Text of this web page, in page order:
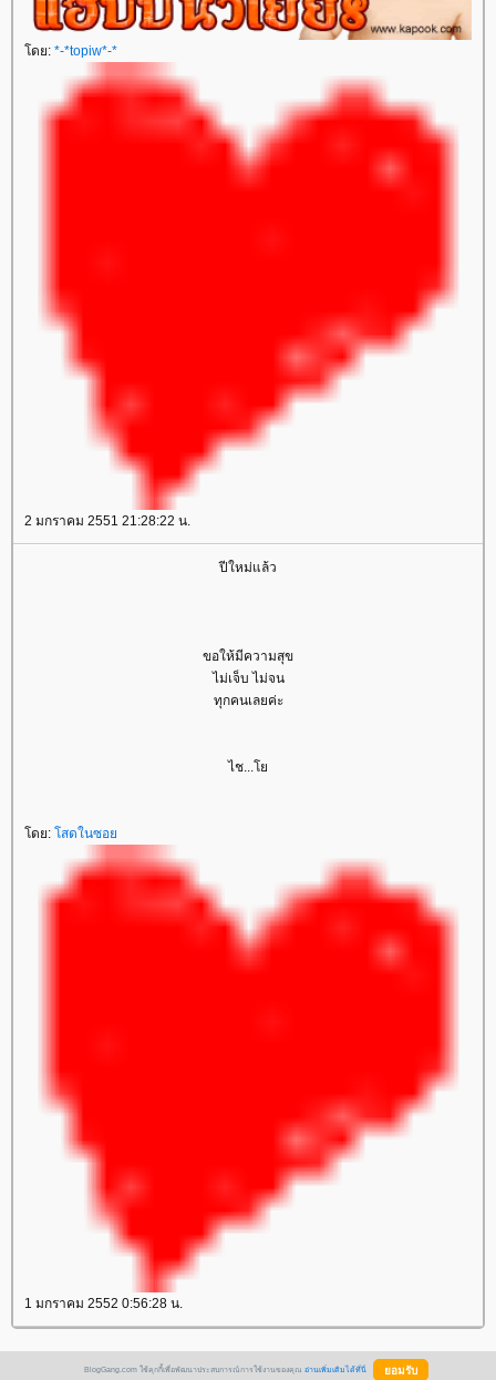
ดย: *-*topiw*-*
2 มกราคม 2551 21:28:22 น.
ปีใหม่แล้ว
ขอให้มีความสุข
ไม่เจ็บ ไม่จน
ทุกคนเลยค่ะ
ไช...
ดย: สดในซอ
1 มกราคม 2552 0:56:28 น.
BlogGang.com ใช้คุกกี้เพื่อพัฒนาประสบการณ์การใช้งานของคุณ อ่านเพิ่มเติมได้ที่นี่